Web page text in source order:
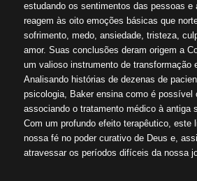
estudando os sentimentos das pessoas e
reagem às oito emoções básicas que
sofrimento, medo, ansiedade, tristeza,
amor. Suas conclusões deram origem a
um valioso instrumento de transformação
Analisando histórias de dezenas de
psicologia, Baker ensina como é possível
associando o tratamento médico à antiga
Com um profundo efeito terapêutico, este
nossa fé no poder curativo de Deus e,
atravessar os períodos difíceis da nossa